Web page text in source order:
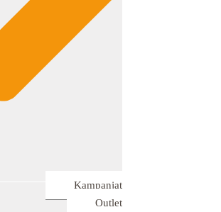
Kampanjat
Outlet